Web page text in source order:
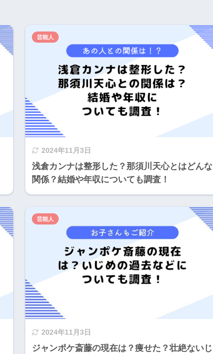
2024年11月3日
浅倉カンナは整形した？那須川天心とはどんな
関係？結婚や年収についても調査！
芸能人
2024年11月3日
ジャンポケ斎藤の現在は？痩せた？壮絶ないじ
芸能人